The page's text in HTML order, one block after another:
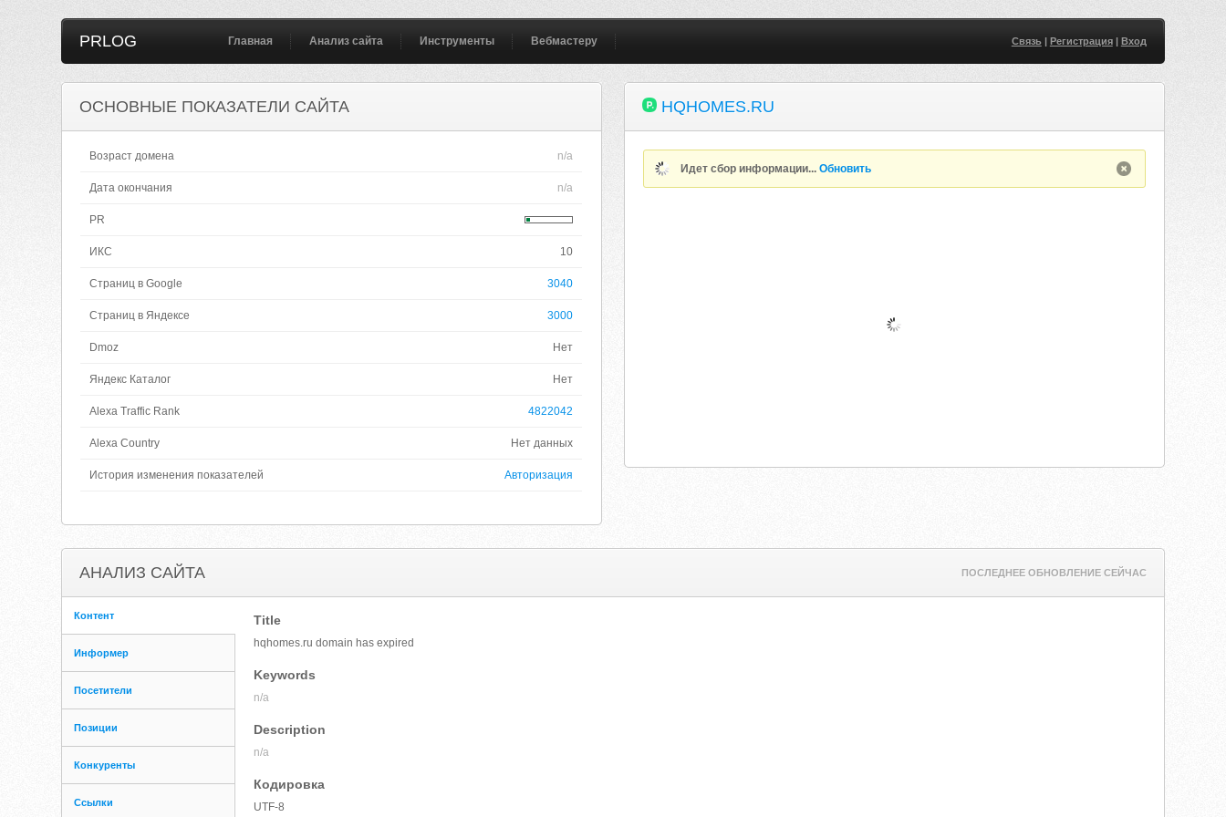
PRLOG Главная Анализ сайта Инструменты Вебмастеру Связь| Регистрация| Вход
ОСНОВНЫЕ ПОКАЗАТЕЛИ САЙТА
Возраст домена n/a
Дата окончания n/a
PR
ИКС 10
Страниц в Google 3040
Страниц в Яндексе 3000
Dmoz Нет
Яндекс Каталог Нет
Alexa Traffic Rank 4822042
Alexa Country Нет данных
История изменения показателей Авторизация
HQHOMES.RU
Идет сбор информации...Обновить
АНАЛИЗ САЙТА ПОСЛЕДНЕЕ ОБНОВЛЕНИЕ СЕЙЧАС
Контент
Информер
Посетители
Позиции
Конкуренты
Ссылки
Title
hqhomes.ru domain has expired
Keywords
n/a
Description
n/a
Кодировка
UTF-8